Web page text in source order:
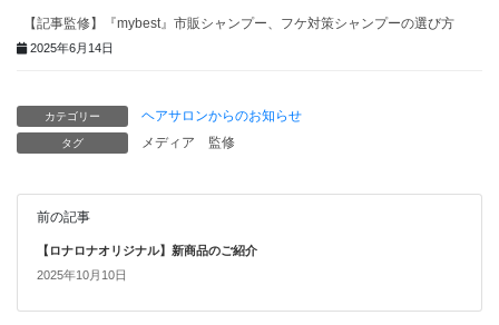
【記事監修】『mybest』市販シャンプー、フケ対策シャンプーの選び方
2025年6月14日
カテゴリー ヘアサロンからのお知らせ
タグ メディア 監修
前の記事
【ロナロナオリジナル】新商品のご紹介
2025年10月10日